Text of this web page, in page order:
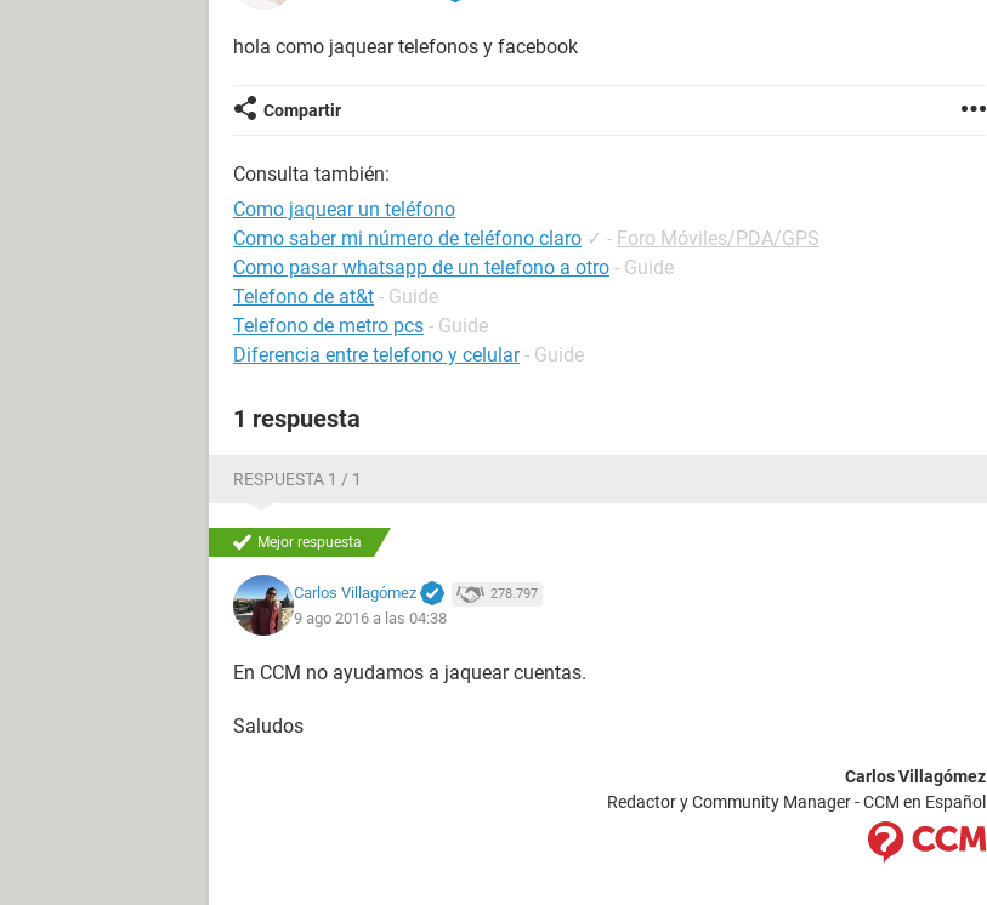
hola como jaquear telefonos y facebook
Compartir
Consulta también:
Como jaquear un teléfono
Como saber mi número de teléfono claro ✓ - Foro Móviles/PDA/GPS
Como pasar whatsapp de un telefono a otro - Guide
Telefono de at&t - Guide
Telefono de metro pcs - Guide
Diferencia entre telefono y celular - Guide
1 respuesta
RESPUESTA 1 / 1
Mejor respuesta
Carlos Villagómez 278.797
9 ago 2016 a las 04:38
En CCM no ayudamos a jaquear cuentas.
Saludos
Carlos Villagómez
Redactor y Community Manager - CCM en Español